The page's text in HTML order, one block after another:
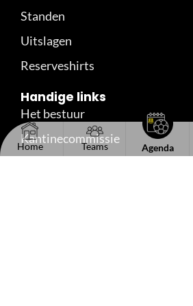
Home Teams Agenda
Standen
Uitslagen
Reserveshirts
Handige links
Het bestuur
Kantinecommissie